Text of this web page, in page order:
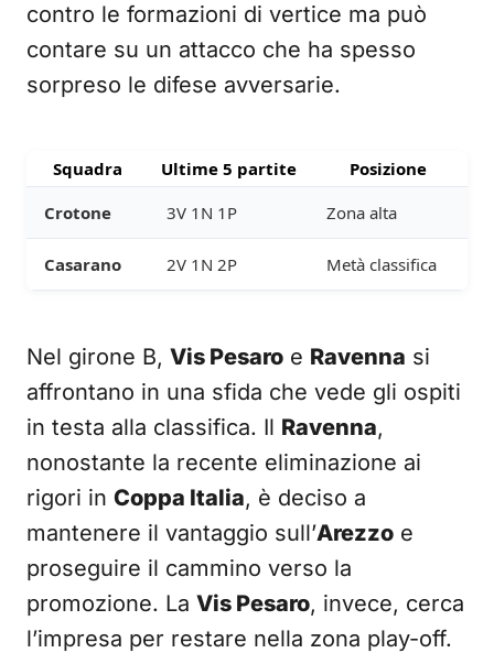
contro le formazioni di vertice ma può
contare su un attacco che ha spesso
sorpreso le difese avversarie.
Squadra Ultime 5 partite
Posizione
Crotone
3V 1N 1P Zona alta
Casarano 2V 1N 2P Metà classifica
Nel girone B, Vis Pesaro e Ravenna si
affrontano in una sfida che vede gli ospiti
in testa alla classifica. Il Ravenna,
nonostante la recente eliminazione ai
rigori in Coppa Italia, è deciso a
mantenere il vantaggio sull’Arezzo e
proseguire il cammino verso la
promozione. La Vis Pesaro, invece, cerca
l’impresa per restare nella zona play-off.